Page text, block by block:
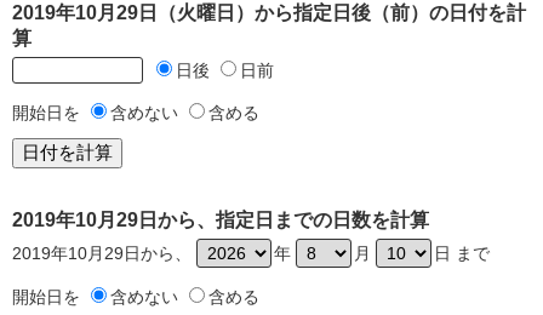
2019年10月29日（火曜日）から指定日後（前）の日付を計
算
日後 日前
開始日を 含めない 含める
2019年10月29日から、指定日までの日数を計算
2019年10月29日から、 年 月 日 まで
開始日を 含めない 含める